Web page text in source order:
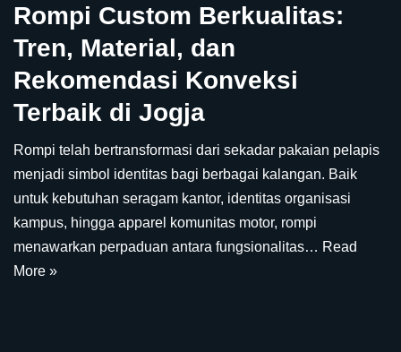
Rompi Custom Berkualitas:
Tren, Material, dan
Rekomendasi Konveksi
Terbaik di Jogja
Rompi telah bertransformasi dari sekadar pakaian pelapis
menjadi simbol identitas bagi berbagai kalangan. Baik
untuk kebutuhan seragam kantor, identitas organisasi
kampus, hingga apparel komunitas motor, rompi
menawarkan perpaduan antara fungsionalitas… Read
More »